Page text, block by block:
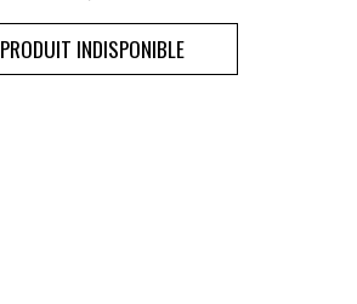
PRODUIT INDISPONIBLE